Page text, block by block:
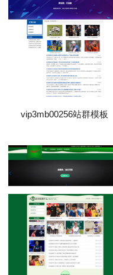
vip3mb00256站群模板